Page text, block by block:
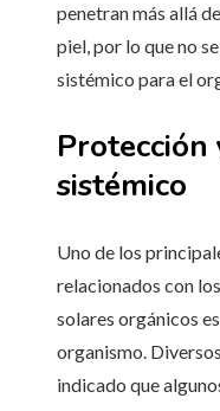
penetran más allá
piel, por lo que no
sistémico para el
Protección
sistémico
Uno de los
relacionados con
solares orgánicos
organismo.
indicado que